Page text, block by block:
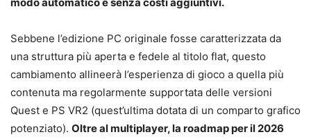
modo automatico e senza costi aggiuntivi.
Sebbene l’edizione PC originale fosse caratterizzata da
una struttura più aperta e fedele al titolo flat, questo
cambiamento allineerà l’esperienza di gioco a quella più
contenuta ma regolarmente supportata delle versioni
Quest e PS VR2 (quest’ultima dotata di un comparto grafico
potenziato). Oltre al multiplayer, la roadmap per il 2026